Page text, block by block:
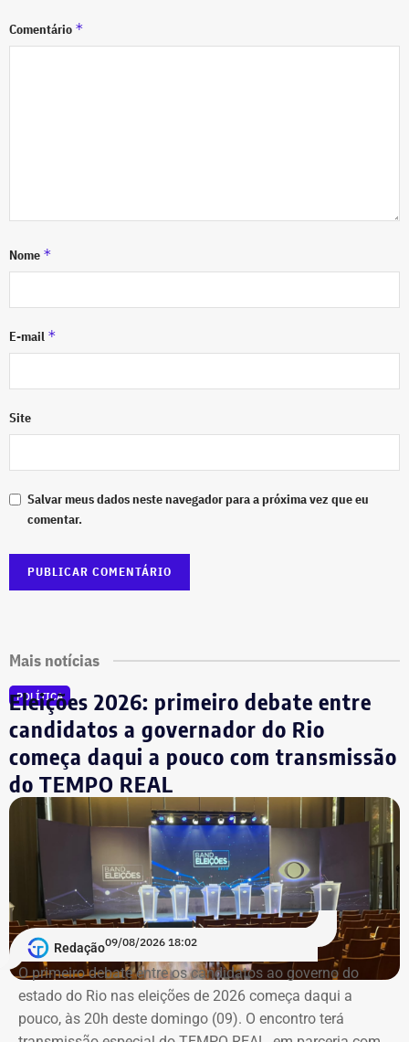
Comentário *
Nome *
E-mail *
Site
Salvar meus dados neste navegador para a próxima vez que eu
comentar.
Mais notícias
POLÍTICA
Eleições 2026: primeiro debate entre
candidatos a governador do Rio
começa daqui a pouco com transmissão
do TEMPO REAL
Redação09/08/2026 18:02
O primeiro debate entre os candidatos ao governo do
estado do Rio nas eleições de 2026 começa daqui a
pouco, às 20h deste domingo (09). O encontro terá